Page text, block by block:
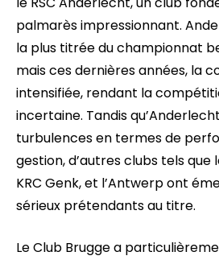
palmarès impressionnant.
la plus titrée du championnat
mais ces dernières années, la
intensifiée, rendant la
incertaine. Tandis
turbulences en termes de
gestion, d’autres clubs tels que
KRC Genk, et l’Antwerp ont
sérieux prétendants au titre.
Le Club Brugge a